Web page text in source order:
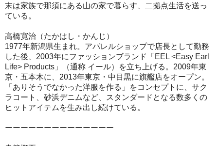
末は家族で那須にある山の家で暮らす、二拠点生活を送っ
ている。
高橋寛治（たかはし・かんじ）
1977年新潟県生まれ。アパレルショップで店長として勤務
した後、2003年にファッションブランド「EEL <Easy Earl
Life> Products」（通称 イール）を立ち上げる。2009年東
京・五本木に、2013年東京・中目黒に旗艦店をオープン。
「ありそうでなかった洋服を作る」をコンセプトに、サク
ラコート、砂浜デニムなど、スタンダードとなる数多くの
ヒットアイテムを生み出し続けている。
ーーーーーーーーーーーーーー